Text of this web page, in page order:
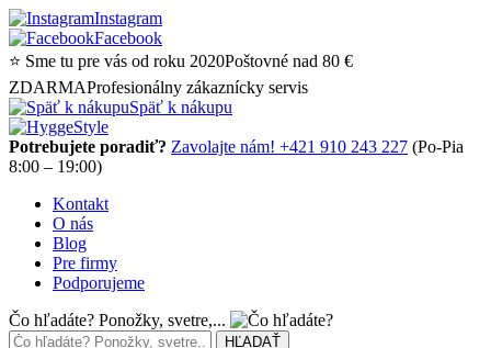
Instagram
Facebook
⭐ Sme tu pre vás od roku 2020Poštovné nad 80 €
ZDARMAProfesionálny zákaznícky servis
Späť k nákupu
Potrebujete poradiť? Zavolajte nám! +421 910 243 227 (Po-Pia
8:00 – 19:00)
Kontakt
O nás
Blog
Pre firmy
Podporujeme
Čo hľadáte? Ponožky, svetre,...